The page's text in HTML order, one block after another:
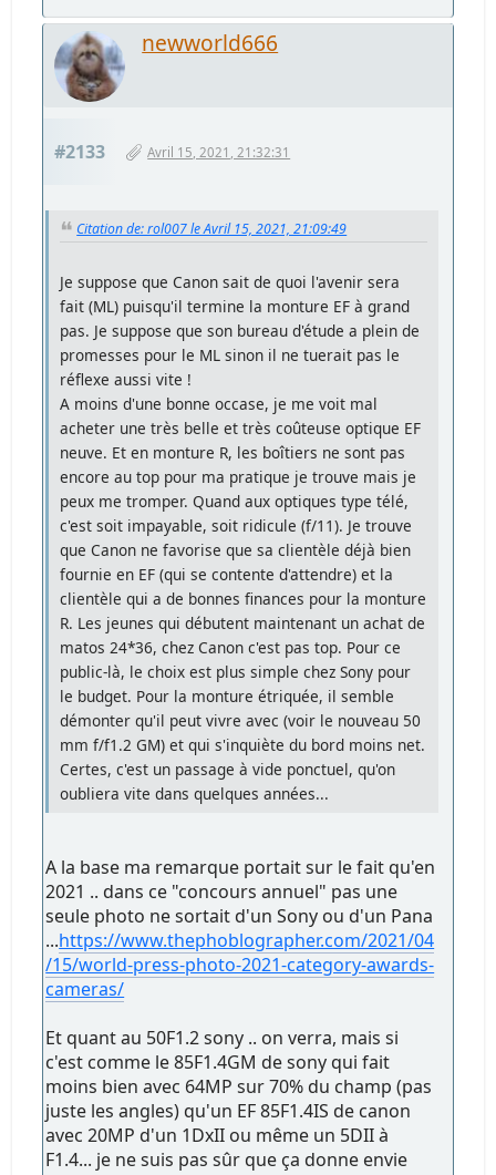
newworld666
#2133 Avril 15, 2021, 21:32:31
Citation de: rol007 le Avril 15, 2021, 21:09:49
Je suppose que Canon sait de quoi l'avenir sera
fait (ML) puisqu'il termine la monture EF à grand
pas. Je suppose que son bureau d'étude a plein de
promesses pour le ML sinon il ne tuerait pas le
réflexe aussi vite !
A moins d'une bonne occase, je me voit mal
acheter une très belle et très coûteuse optique EF
neuve. Et en monture R, les boîtiers ne sont pas
encore au top pour ma pratique je trouve mais je
peux me tromper. Quand aux optiques type télé,
c'est soit impayable, soit ridicule (f/11). Je trouve
que Canon ne favorise que sa clientèle déjà bien
fournie en EF (qui se contente d'attendre) et la
clientèle qui a de bonnes finances pour la monture
R. Les jeunes qui débutent maintenant un achat de
matos 24*36, chez Canon c'est pas top. Pour ce
public-là, le choix est plus simple chez Sony pour
le budget. Pour la monture étriquée, il semble
démonter qu'il peut vivre avec (voir le nouveau 50
mm f/f1.2 GM) et qui s'inquiète du bord moins net.
Certes, c'est un passage à vide ponctuel, qu'on
oubliera vite dans quelques années...
A la base ma remarque portait sur le fait qu'en
2021 .. dans ce "concours annuel" pas une
seule photo ne sortait d'un Sony ou d'un Pana
...https://www.thephoblographer.com/2021/04
/15/world-press-photo-2021-category-awards-
cameras/
Et quant au 50F1.2 sony .. on verra, mais si
c'est comme le 85F1.4GM de sony qui fait
moins bien avec 64MP sur 70% du champ (pas
juste les angles) qu'un EF 85F1.4IS de canon
avec 20MP d'un 1DxII ou même un 5DII à
F1.4... je ne suis pas sûr que ça donne envie